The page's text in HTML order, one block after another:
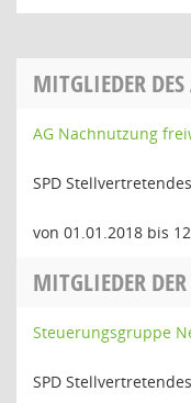
MITGLIEDER DES
AG Nachnutzung
SPD
von 01.01.2018 bis
MITGLIEDER
Steuerungsgruppe
SPD